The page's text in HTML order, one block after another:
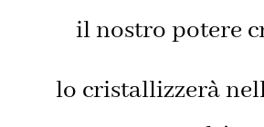
il nostro potere
lo cristallizzerà